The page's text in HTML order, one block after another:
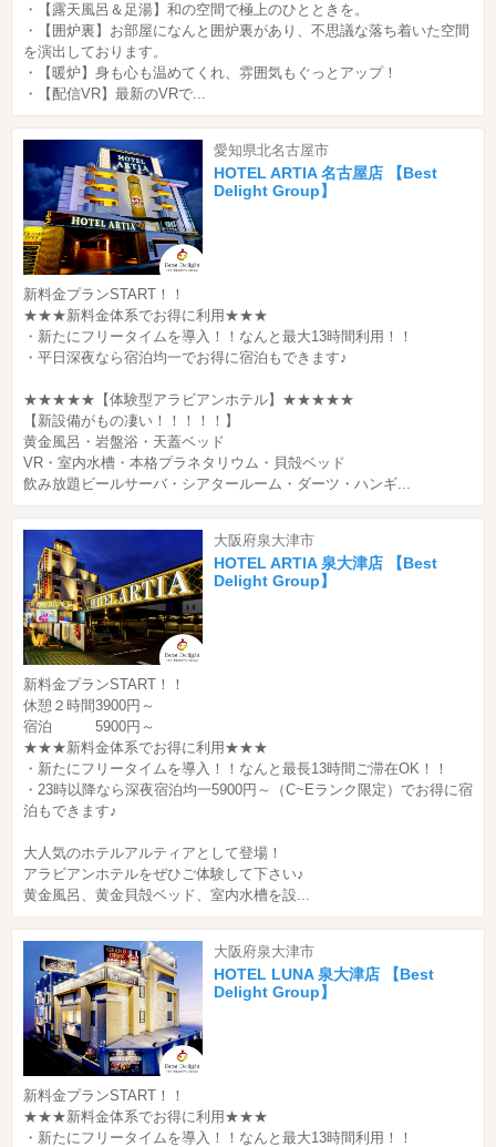
・【露天風呂＆足湯】和の空間で極上のひとときを。
・【囲炉裏】お部屋になんと囲炉裏があり、不思議な落ち着いた空間
を演出しております。
・【暖炉】身も心も温めてくれ、雰囲気もぐっとアップ！
・【配信VR】最新のVRで...
愛知県北名古屋市
HOTEL ARTIA 名古屋店 【Best
Delight Group】
新料金プランSTART！！
★★★新料金体系でお得に利用★★★
・新たにフリータイムを導入！！なんと最大13時間利用！！
・平日深夜なら宿泊均一でお得に宿泊もできます♪
★★★★★【体験型アラビアンホテル】★★★★★
【新設備がもの凄い！！！！！】
黄金風呂・岩盤浴・天蓋ベッド
VR・室内水槽・本格プラネタリウム・貝殻ベッド
飲み放題ビールサーバ・シアタールーム・ダーツ・ハンギ...
大阪府泉大津市
HOTEL ARTIA 泉大津店 【Best
Delight Group】
新料金プランSTART！！
休憩２時間3900円～
宿泊 5900円～
★★★新料金体系でお得に利用★★★
・新たにフリータイムを導入！！なんと最長13時間ご滞在OK！！
・23時以降なら深夜宿泊均一5900円～（C~Eランク限定）でお得に宿
泊もできます♪
大人気のホテルアルティアとして登場！
アラビアンホテルをぜひご体験して下さい♪
黄金風呂、黄金貝殻ベッド、室内水槽を設...
大阪府泉大津市
HOTEL LUNA 泉大津店 【Best
Delight Group】
新料金プランSTART！！
★★★新料金体系でお得に利用★★★
・新たにフリータイムを導入！！なんと最大13時間利用！！